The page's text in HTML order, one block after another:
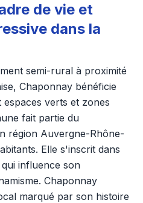
de vie et
dans la
semi-rural à proximité
Chaponnay bénéficie
verts et zones
fait partie du
région Auvergne-Rhône-
Elle s'inscrit dans
influence son
Chaponnay
marqué par son histoire